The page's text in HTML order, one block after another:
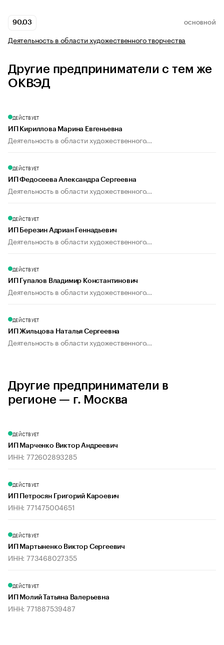
90.03 ОСНОВНОЙ
Деятельность в области художественного творчества
Другие предприниматели с тем же
ОКВЭД
ДЕЙСТВУЕТ
ИП Кириллова Марина Евгеньевна
Деятельность в области художественного...
ДЕЙСТВУЕТ
ИП Федосеева Александра Сергеевна
Деятельность в области художественного...
ДЕЙСТВУЕТ
ИП Березин Адриан Геннадьевич
Деятельность в области художественного...
ДЕЙСТВУЕТ
ИП Гупалов Владимир Константинович
Деятельность в области художественного...
ДЕЙСТВУЕТ
ИП Жильцова Наталья Сергеевна
Деятельность в области художественного...
Другие предприниматели в
регионе — г. Москва
ДЕЙСТВУЕТ
ИП Марченко Виктор Андреевич
ИНН: 772602893285
ДЕЙСТВУЕТ
ИП Петросян Григорий Кароевич
ИНН: 771475004651
ДЕЙСТВУЕТ
ИП Мартыненко Виктор Сергеевич
ИНН: 773468027355
ДЕЙСТВУЕТ
ИП Молий Татьяна Валерьевна
ИНН: 771887539487